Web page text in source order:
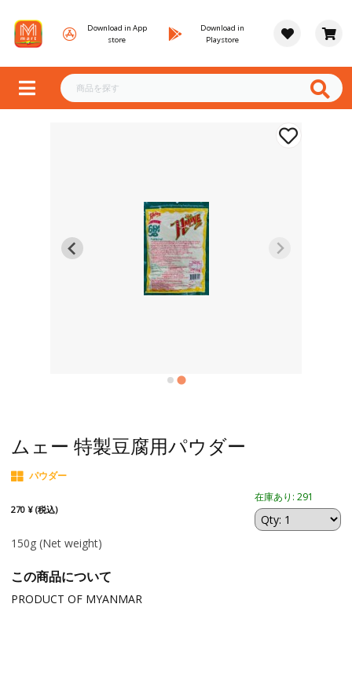
Download in App
store
Download in
Playstore
ムェー 特製豆腐用パウダー
パウダー
270 ¥ (税込)
在庫あり: 291
150g (Net weight)
この商品について
PRODUCT OF MYANMAR